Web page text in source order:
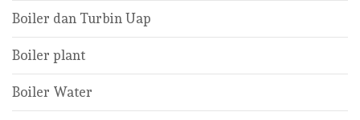
Boiler dan Turbin Uap
Boiler plant
Boiler Water